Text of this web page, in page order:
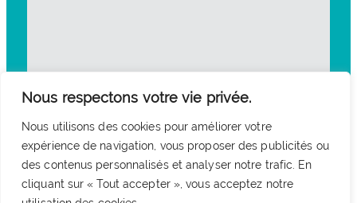
Nous respectons votre vie privée.
Nous utilisons des cookies pour améliorer votre
expérience de navigation, vous proposer des publicités ou
des contenus personnalisés et analyser notre trafic. En
cliquant sur « Tout accepter », vous acceptez notre